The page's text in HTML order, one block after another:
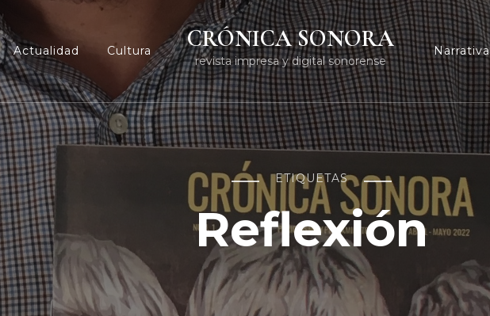
Actualidad Cultura CRÓNICA SONORA
revista impresa y digital sonorense
Narrativa
ETIQUETAS
Reflexión